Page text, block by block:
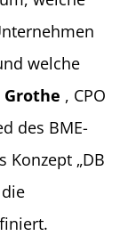
welche
Grothe , CPO
des BME-
Konzept „DB